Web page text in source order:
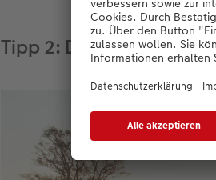
Tipp 2: Den